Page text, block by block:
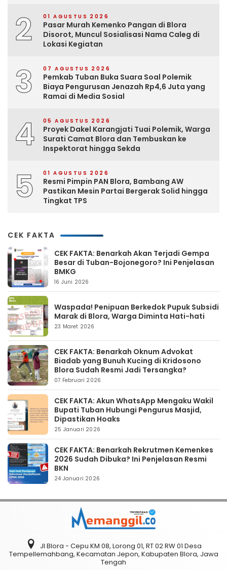
2 01 AGUSTUS 2026
Pasar Murah Kemenko Pangan di Blora
Disorot, Muncul Sosialisasi Nama Caleg di
Lokasi Kegiatan
3 07 AGUSTUS 2026
Pemkab Tuban Buka Suara Soal Polemik
Biaya Pengurusan Jenazah Rp4,6 Juta yang
Ramai di Media Sosial
4 05 AGUSTUS 2026
Proyek Dakel Karangjati Tuai Polemik, Warga
Surati Camat Blora dan Tembuskan ke
Inspektorat hingga Sekda
5 01 AGUSTUS 2026
Resmi Pimpin PAN Blora, Bambang AW
Pastikan Mesin Partai Bergerak Solid hingga
Tingkat TPS
CEK FAKTA
CEK FAKTA: Benarkah Akan Terjadi Gempa
Besar di Tuban-Bojonegoro? Ini Penjelasan
BMKG
16 Juni 2026
Waspada! Penipuan Berkedok Pupuk Subsidi
Marak di Blora, Warga Diminta Hati-hati
23 Maret 2026
CEK FAKTA: Benarkah Oknum Advokat
Biadab yang Bunuh Kucing di Kridosono
Blora Sudah Resmi Jadi Tersangka?
07 Februari 2026
CEK FAKTA: Akun WhatsApp Mengaku Wakil
Bupati Tuban Hubungi Pengurus Masjid,
Dipastikan Hoaks
25 Januari 2026
CEK FAKTA: Benarkah Rekrutmen Kemenkes
2026 Sudah Dibuka? Ini Penjelasan Resmi
BKN
24 Januari 2026
Jl Blora - Cepu KM 08, Lorong 01, RT 02 RW 01 Desa
Tempellemahbang, Kecamatan Jepon, Kabupaten Blora, Jawa
Tengah